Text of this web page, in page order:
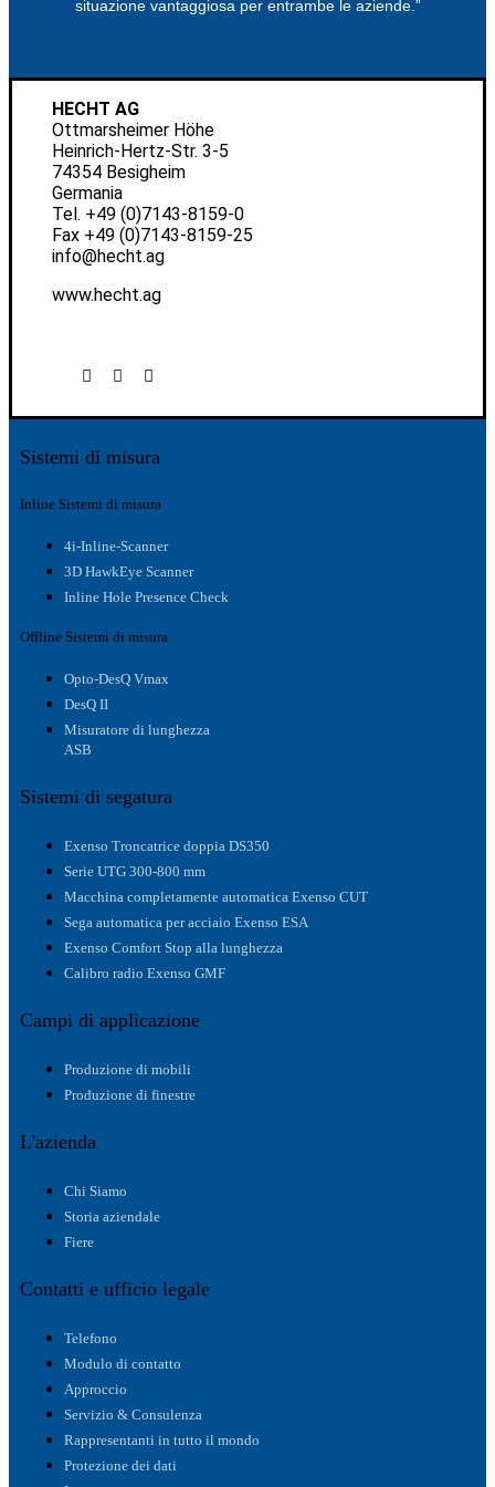
situazione vantaggiosa per entrambe le aziende.”
HECHT AG
Ottmarsheimer Höhe
Heinrich-Hertz-Str. 3-5
74354 Besigheim
Germania
Tel. +49 (0)7143-8159-0
Fax +49 (0)7143-8159-25
info@hecht.ag
www.hecht.ag
Sistemi di misura
Inline Sistemi di misura
4i-Inline-Scanner
3D HawkEye Scanner
Inline Hole Presence Check
Offline Sistemi di misura
Opto-DesQ Vmax
DesQ II
Misuratore di lunghezza
ASB
Sistemi di segatura
Exenso Troncatrice doppia DS350
Serie UTG 300-800 mm
Macchina completamente automatica Exenso CUT
Sega automatica per acciaio Exenso ESA
Exenso Comfort Stop alla lunghezza
Calibro radio Exenso GMF
Campi di applicazione
Produzione di mobili
Produzione di finestre
L'azienda
Chi Siamo
Storia aziendale
Fiere
Contatti e ufficio legale
Telefono
Modulo di contatto
Approccio
Servizio & Consulenza
Rappresentanti in tutto il mondo
Protezione dei dati